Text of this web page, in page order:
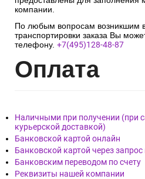
компании.
По любым вопросам возникшим
транспортировки заказа Вы
телефону. +7(495)128-48-87
Оплата
Наличными при получении (при
курьерской доставкой)
Банковской картой онлайн
Банковской картой через
Банковским переводом по счету
Реквизиты нашей компании